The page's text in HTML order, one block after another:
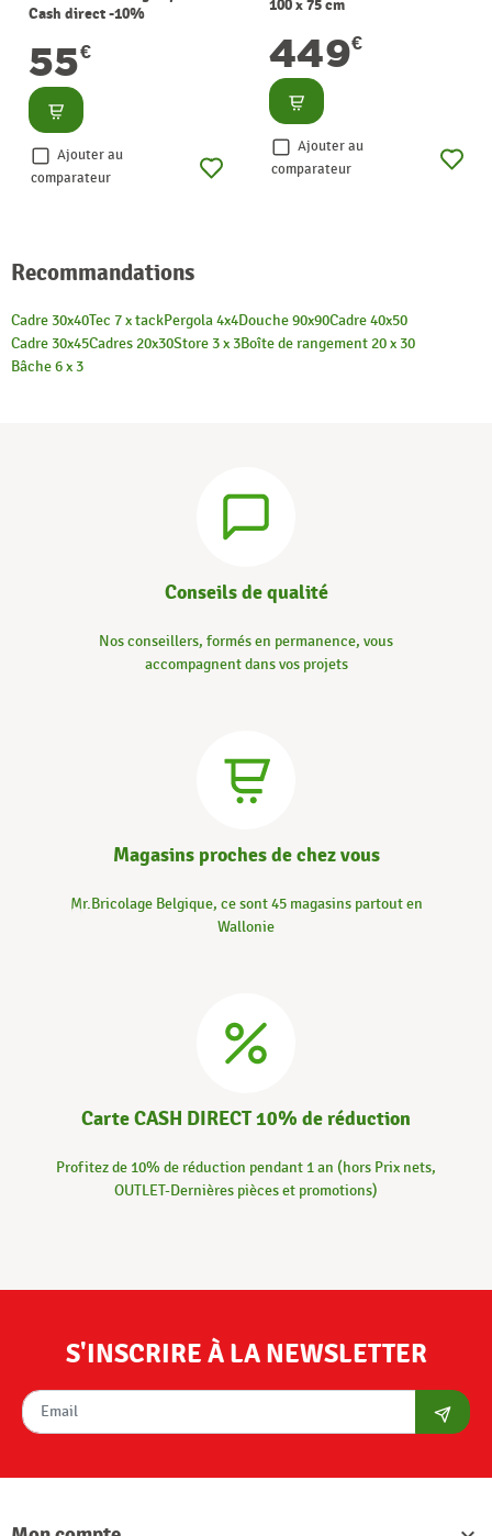
Cash direct -10%
55€
Consulter
Ajouter au
comparateur
100 x 75 cm
449€
Consulter
Ajouter au
comparateur
Recommandations
Cadre 30x40Tec 7 x tackPergola 4x4Douche 90x90Cadre 40x50
Cadre 30x45Cadres 20x30Store 3 x 3Boîte de rangement 20 x 30
Bâche 6 x 3
Conseils de qualité
Nos conseillers, formés en permanence, vous
accompagnent dans vos projets
Magasins proches de chez vous
Mr.Bricolage Belgique, ce sont 45 magasins partout en
Wallonie
Carte CASH DIRECT 10% de réduction
Profitez de 10% de réduction pendant 1 an (hors Prix nets,
OUTLET-Dernières pièces et promotions)
S'INSCRIRE À LA NEWSLETTER